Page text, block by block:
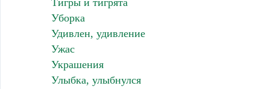
Тигры и тигрята
Уборка
Удивлен, удивление
Ужас
Украшения
Улыбка, улыбнулся